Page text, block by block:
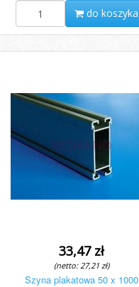
do koszyka
33,47 zł
(netto: 27,21 zł)
Szyna plakatowa 50 x 1000